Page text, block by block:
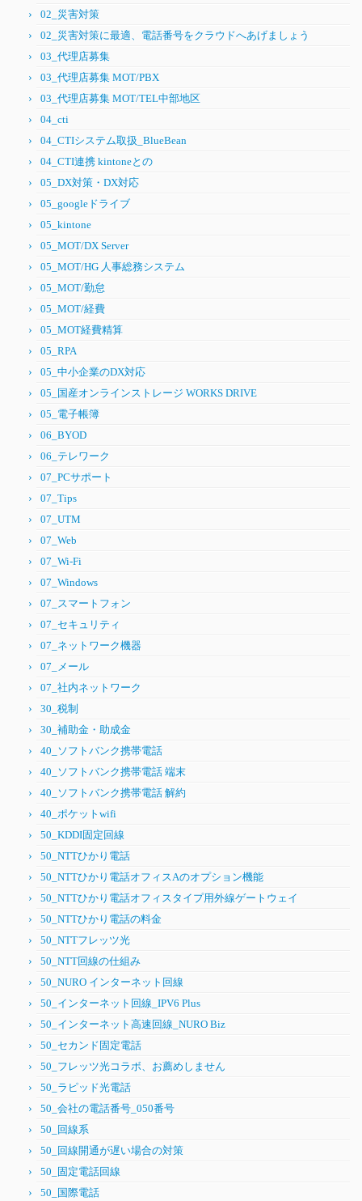
02_災害対策
02_災害対策に最適、電話番号をクラウドへあげましょう
03_代理店募集
03_代理店募集 MOT/PBX
03_代理店募集 MOT/TEL中部地区
04_cti
04_CTIシステム取扱_BlueBean
04_CTI連携 kintoneとの
05_DX対策・DX対応
05_googleドライブ
05_kintone
05_MOT/DX Server
05_MOT/HG 人事総務システム
05_MOT/勤怠
05_MOT/経費
05_MOT経費精算
05_RPA
05_中小企業のDX対応
05_国産オンラインストレージ WORKS DRIVE
05_電子帳簿
06_BYOD
06_テレワーク
07_PCサポート
07_Tips
07_UTM
07_Web
07_Wi-Fi
07_Windows
07_スマートフォン
07_セキュリティ
07_ネットワーク機器
07_メール
07_社内ネットワーク
30_税制
30_補助金・助成金
40_ソフトバンク携帯電話
40_ソフトバンク携帯電話 端末
40_ソフトバンク携帯電話 解約
40_ポケットwifi
50_KDDI固定回線
50_NTTひかり電話
50_NTTひかり電話オフィスAのオプション機能
50_NTTひかり電話オフィスタイプ用外線ゲートウェイ
50_NTTひかり電話の料金
50_NTTフレッツ光
50_NTT回線の仕組み
50_NURO インターネット回線
50_インターネット回線_IPV6 Plus
50_インターネット高速回線_NURO Biz
50_セカンド固定電話
50_フレッツ光コラボ、お薦めしません
50_ラピッド光電話
50_会社の電話番号_050番号
50_回線系
50_回線開通が遅い場合の対策
50_固定電話回線
50_国際電話